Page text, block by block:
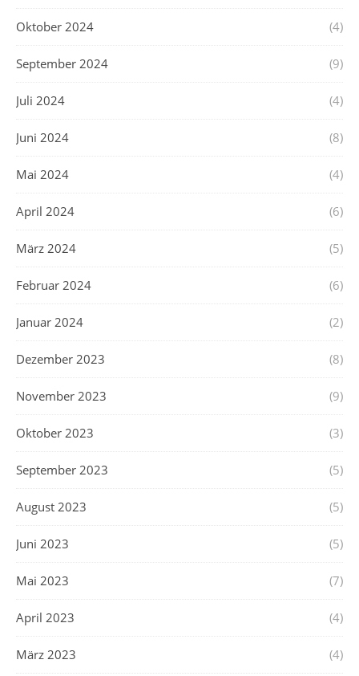
Oktober 2024 (4)
September 2024 (9)
Juli 2024 (4)
Juni 2024 (8)
Mai 2024 (4)
April 2024 (6)
März 2024 (5)
Februar 2024 (6)
Januar 2024 (2)
Dezember 2023 (8)
November 2023 (9)
Oktober 2023 (3)
September 2023 (5)
August 2023 (5)
Juni 2023 (5)
Mai 2023 (7)
April 2023 (4)
März 2023 (4)